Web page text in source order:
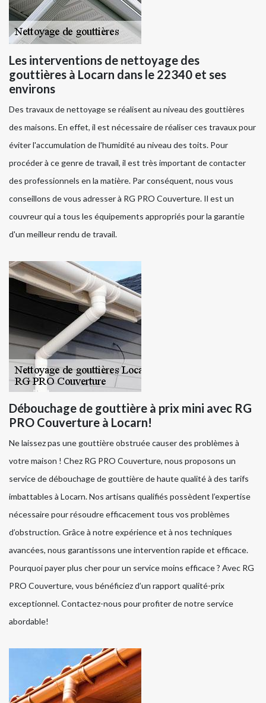
Les interventions de nettoyage des
gouttières à Locarn dans le 22340 et ses
environs
Des travaux de nettoyage se réalisent au niveau des gouttières
des maisons. En effet, il est nécessaire de réaliser ces travaux pour
éviter l'accumulation de l'humidité au niveau des toits. Pour
procéder à ce genre de travail, il est très important de contacter
des professionnels en la matière. Par conséquent, nous vous
conseillons de vous adresser à RG PRO Couverture. Il est un
couvreur qui a tous les équipements appropriés pour la garantie
d'un meilleur rendu de travail.
Débouchage de gouttière à prix mini avec RG
PRO Couverture à Locarn!
Ne laissez pas une gouttière obstruée causer des problèmes à
votre maison ! Chez RG PRO Couverture, nous proposons un
service de débouchage de gouttière de haute qualité à des tarifs
imbattables à Locarn. Nos artisans qualifiés possèdent l’expertise
nécessaire pour résoudre efficacement tous vos problèmes
d’obstruction. Grâce à notre expérience et à nos techniques
avancées, nous garantissons une intervention rapide et efficace.
Pourquoi payer plus cher pour un service moins efficace ? Avec RG
PRO Couverture, vous bénéficiez d’un rapport qualité-prix
exceptionnel. Contactez-nous pour profiter de notre service
abordable!